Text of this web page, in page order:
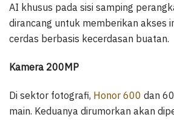
AI khusus pada sisi samping
dirancang untuk memberikan akses
cerdas berbasis kecerdasan buatan.
Kamera 200MP
Di sektor fotografi, Honor 600 dan
main. Keduanya dirumorkan akan